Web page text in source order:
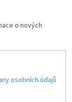
o nových
osobních údajů